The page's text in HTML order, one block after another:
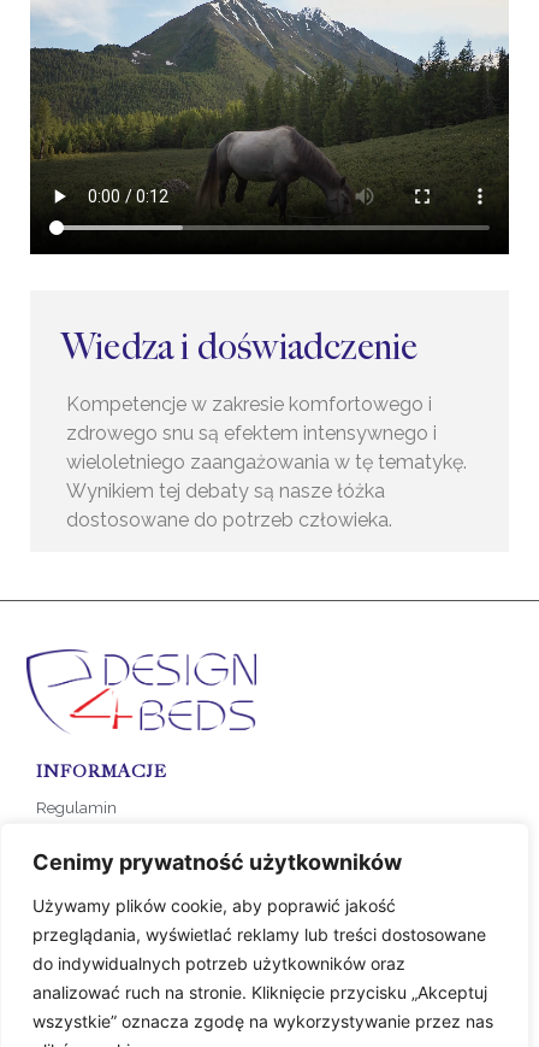
Cenimy prywatność użytkowników
Używamy plików cookie, aby poprawić jakość
przeglądania, wyświetlać reklamy lub treści dostosowane
do indywidualnych potrzeb użytkowników oraz
analizować ruch na stronie. Kliknięcie przycisku „Akceptuj
wszystkie” oznacza zgodę na wykorzystywanie przez nas
Wiedza i doświadczenie
Kompetencje w zakresie komfortowego i
zdrowego snu są efektem intensywnego i
wieloletniego zaangażowania w tę tematykę.
Wynikiem tej debaty są nasze łóżka
dostosowane do potrzeb człowieka.
INFORMACJE
Regulamin
Formy płatności
Koszty dostawy
SKLEP
KOLEKCJA NA ZAMÓWIENIE